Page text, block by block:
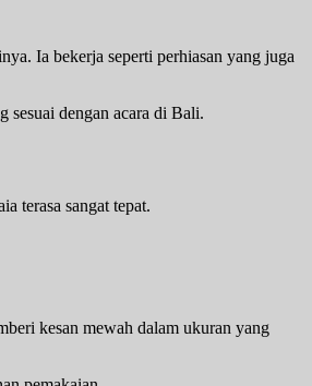
Ia bekerja seperti perhiasan yang juga
sesuai dengan acara di Bali.
terasa sangat tepat.
kesan mewah dalam ukuran yang